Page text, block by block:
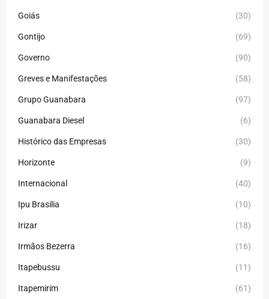
Goiás (30)
Gontijo (69)
Governo (90)
Greves e Manifestações (58)
Grupo Guanabara (97)
Guanabara Diesel (6)
Histórico das Empresas (30)
Horizonte (9)
Internacional (40)
Ipu Brasilia (10)
Irizar (18)
Irmãos Bezerra (16)
Itapebussu (11)
Itapemirim (61)